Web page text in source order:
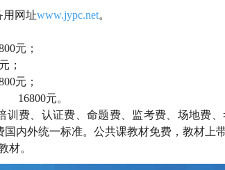
用网址www.jypc.net。
元；
；
元；
16800元。
训费、认证费、命题费、监考费、场地费
内外统一标准。公共课教材免费，教材上
材。